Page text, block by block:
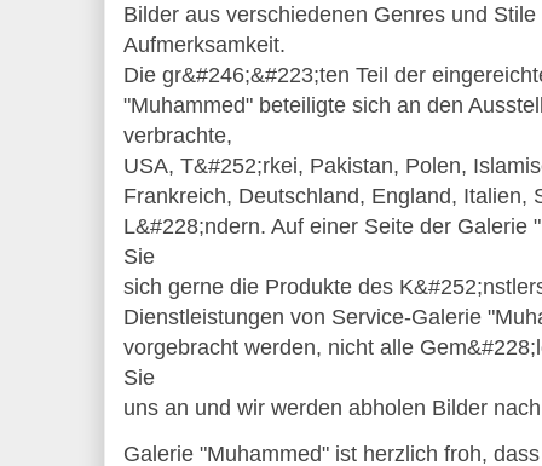
Bilder aus verschiedenen Genres und
Aufmerksamkeit.
Die gr&#246;&#223;ten Teil der
"Muhammed" beteiligte sich an den
verbrachte,
USA, T&#252;rkei, Pakistan, Polen,
Frankreich, Deutschland, England, Italien,
L&#228;ndern. Auf einer Seite der Galerie
Sie
sich gerne die Produkte des
Dienstleistungen von Service-Galerie
vorgebracht werden, nicht alle
Sie
uns an und wir werden abholen Bilder
Galerie "Muhammed" ist herzlich froh,